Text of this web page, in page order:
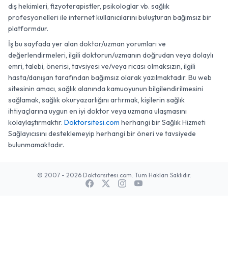
diş hekimleri, fizyoterapistler, psikologlar vb. sağlık
profesyonelleri ile internet kullanıcılarını buluşturan bağımsız bir
platformdur.
İş bu sayfada yer alan doktor/uzman yorumları ve
değerlendirmeleri, ilgili doktorun/uzmanın doğrudan veya dolaylı
emri, talebi, önerisi, tavsiyesi ve/veya ricası olmaksızın, ilgili
hasta/danışan tarafından bağımsız olarak yazılmaktadır. Bu web
sitesinin amacı, sağlık alanında kamuoyunun bilgilendirilmesini
sağlamak, sağlık okuryazarlığını artırmak, kişilerin sağlık
ihtiyaçlarına uygun en iyi doktor veya uzmana ulaşmasını
kolaylaştırmaktır. Doktorsitesi.com herhangi bir Sağlık Hizmeti
Sağlayıcısını desteklemeyip herhangi bir öneri ve tavsiyede
bulunmamaktadır.
© 2007 - 2026 Doktorsitesi.com. Tüm Hakları Saklıdır.